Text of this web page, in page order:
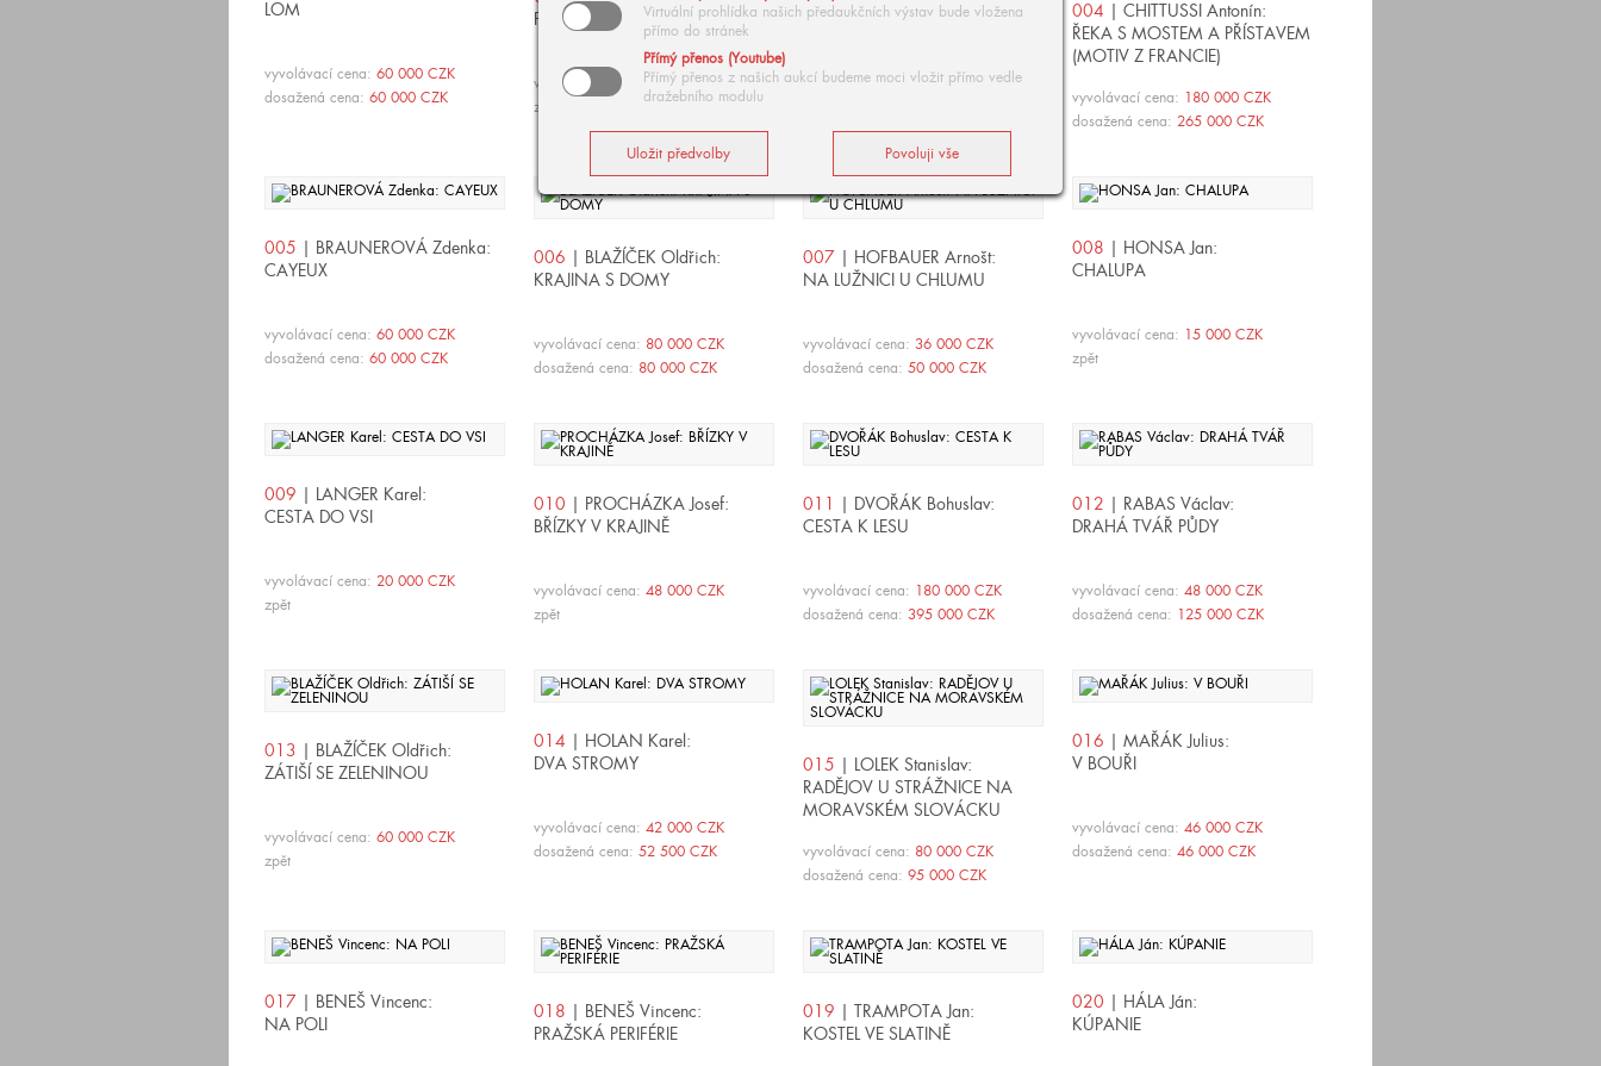
Virtuální prohlídka našich předaukčních výstav bude vložena
přímo do stránek
Přímý přenos (Youtube)
Přímý přenos z našich aukcí budeme moci vložit přímo vedle
dražebního modulu
LOM
vyvolávací cena: 60 000 CZK
dosažená cena: 60 000 CZK
PINIOVÝ HÁJ
vyvolávací cena:90 000 CZK
zpět
NUDVOJOVICE U TURNOVA
vyvolávací cena:900 000 CZK
004 | CHITTUSSI Antonín:
ŘEKA S MOSTEM A PŘÍSTAVEM
(MOTIV Z FRANCIE)
vyvolávací cena: 180 000 CZK
dosažená cena: 265 000 CZK
005 | BRAUNEROVÁ Zdenka:
CAYEUX
vyvolávací cena: 60 000 CZK
dosažená cena: 60 000 CZK
006 | BLAŽÍČEK Oldřich:
KRAJINA S DOMY
vyvolávací cena: 80 000 CZK
dosažená cena: 80 000 CZK
007 | HOFBAUER Arnošt:
NA LUŽNICI U CHLUMU
vyvolávací cena: 36 000 CZK
dosažená cena: 50 000 CZK
008 | HONSA Jan:
CHALUPA
vyvolávací cena: 15 000 CZK
zpět
009 | LANGER Karel:
CESTA DO VSI
vyvolávací cena: 20 000 CZK
zpět
010 | PROCHÁZKA Josef:
BŘÍZKY V KRAJINĚ
vyvolávací cena: 48 000 CZK
zpět
011 | DVOŘÁK Bohuslav:
CESTA K LESU
vyvolávací cena: 180 000 CZK
dosažená cena: 395 000 CZK
012 | RABAS Václav:
DRAHÁ TVÁŘ PŮDY
vyvolávací cena: 48 000 CZK
dosažená cena: 125 000 CZK
013 | BLAŽÍČEK Oldřich:
ZÁTIŠÍ SE ZELENINOU
vyvolávací cena: 60 000 CZK
zpět
014 | HOLAN Karel:
DVA STROMY
vyvolávací cena: 42 000 CZK
dosažená cena: 52 500 CZK
015 | LOLEK Stanislav:
RADĚJOV U STRÁŽNICE NA
MORAVSKÉM SLOVÁCKU
vyvolávací cena: 80 000 CZK
dosažená cena: 95 000 CZK
016 | MAŘÁK Julius:
V BOUŘI
vyvolávací cena: 46 000 CZK
dosažená cena: 46 000 CZK
017 | BENEŠ Vincenc:
NA POLI
018 | BENEŠ Vincenc:
PRAŽSKÁ PERIFÉRIE
019 | TRAMPOTA Jan:
KOSTEL VE SLATINĚ
020 | HÁLA Ján:
KÚPANIE